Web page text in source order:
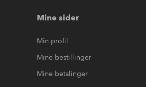
Mine sider
Min profil
Mine bestillinger
Mine betalinger